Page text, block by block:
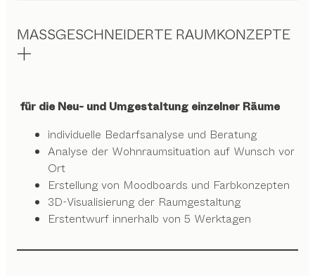
MASSGESCHNEIDERTE RAUMKONZEPTE
für die Neu- und Umgestaltung einzelner Räume
individuelle Bedarfsanalyse und Beratung
Analyse der Wohnraumsituation auf Wunsch vor
Ort
Erstellung von Moodboards und Farbkonzepten
3D-Visualisierung der Raumgestaltung
Erstentwurf innerhalb von 5 Werktagen